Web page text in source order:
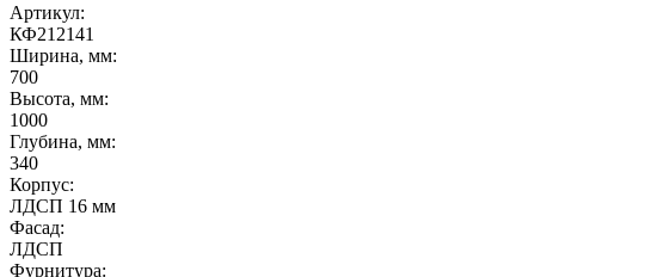
Артикул:
КФ212141
Ширина, мм:
700
Высота, мм:
1000
Глубина, мм:
340
Корпус:
ЛДСП 16 мм
Фасад:
ЛДСП
Фурнитура: